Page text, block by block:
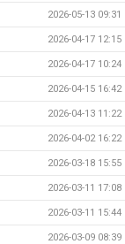
2026-05-13 09:31
2026-04-17 12:15
2026-04-17 10:24
2026-04-15 16:42
2026-04-13 11:22
2026-04-02 16:22
2026-03-18 15:55
2026-03-11 17:08
2026-03-11 15:44
2026-03-09 08:39